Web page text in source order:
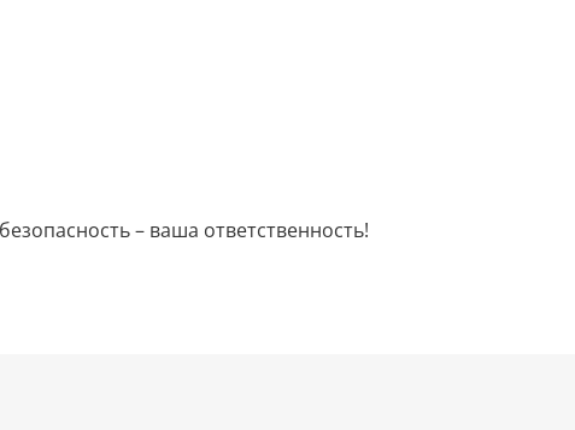
– ваша ответственность!